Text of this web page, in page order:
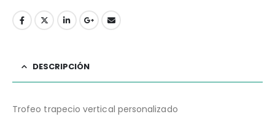
DESCRIPCIÓN
Trofeo trapecio vertical personalizado